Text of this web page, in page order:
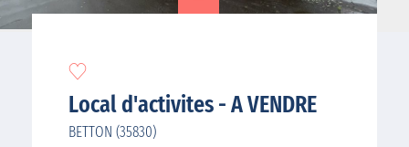
Local d'activites - A VENDRE
BETTON (35830)